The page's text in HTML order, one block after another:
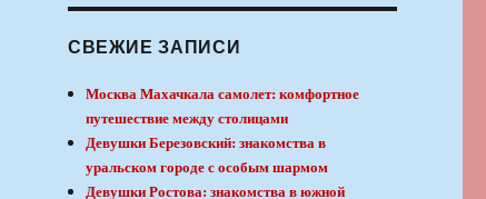
СВЕЖИЕ ЗАПИСИ
Москва Махачкала самолет: комфортное
путешествие между столицами
Девушки Березовский: знакомства в
уральском городе с особым шармом
Девушки Ростова: знакомства в южной